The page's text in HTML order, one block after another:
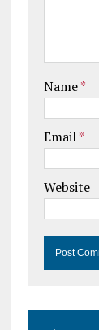
Name*
Email*
Website